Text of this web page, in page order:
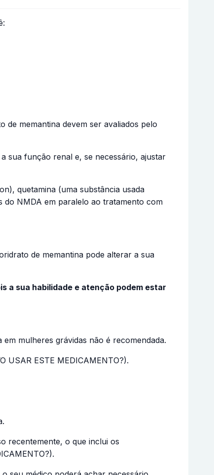
de memantina devem ser avaliados pelo
sua função renal e, se necessário, ajustar
quetamina (uma substância usada
do NMDA em paralelo ao tratamento com
de memantina pode alterar a sua
a sua habilidade e atenção podem estar
mulheres grávidas não é recomendada.
USAR ESTE MEDICAMENTO?).
recentemente, o que inclui os